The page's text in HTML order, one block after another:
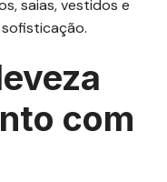
saias, vestidos e
com